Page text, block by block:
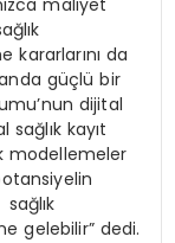
maliyet
da
güçlü bir
dijital
kayıt
modellemeler
gelebilir” dedi.